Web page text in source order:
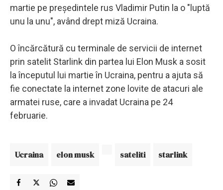
martie pe preşedintele rus Vladimir Putin la o "luptă
unu la unu", având drept miză Ucraina.
O încărcătură cu terminale de servicii de internet
prin satelit Starlink din partea lui Elon Musk a sosit
la începutul lui martie în Ucraina, pentru a ajuta să
fie conectate la internet zone lovite de atacuri ale
armatei ruse, care a invadat Ucraina pe 24
februarie.
Ucraina elon musk sateliti starlink